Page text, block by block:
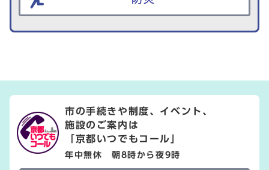
市の手続きや制度、イベント、
施設のご案内は
「京都いつでもコール」
年中無休 朝8時から夜9時